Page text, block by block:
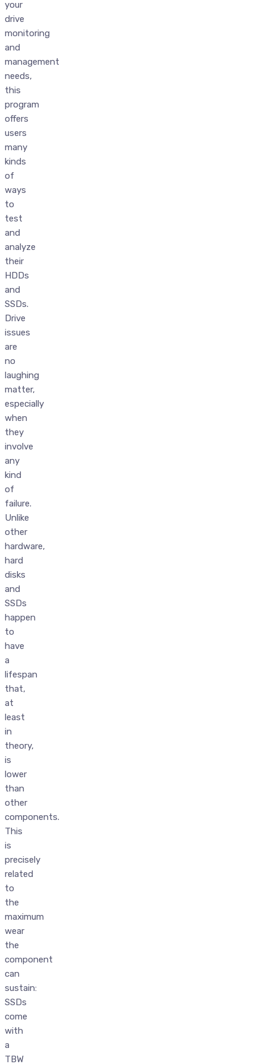
your
drive
monitoring
and
management
needs,
this
program
offers
users
many
kinds
of
ways
to
test
and
analyze
their
HDDs
and
SSDs.
Drive
issues
are
no
laughing
matter,
especially
when
they
involve
any
kind
of
failure.
Unlike
other
hardware,
hard
disks
and
SSDs
happen
to
have
a
lifespan
that,
at
least
in
theory,
is
lower
than
other
components.
This
is
precisely
related
to
the
maximum
wear
the
component
can
sustain:
SSDs
come
with
a
TBW